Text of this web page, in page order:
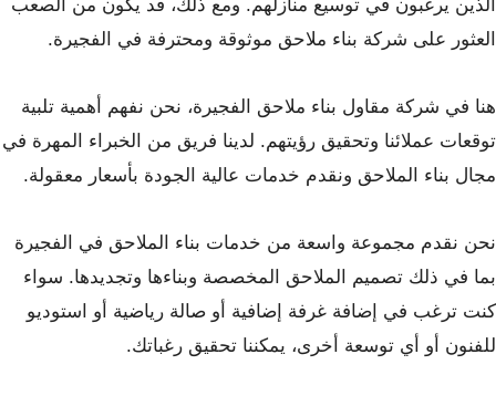
الذين يرغبون في توسيع منازلهم. ومع ذلك، قد يكون من الصعب
العثور على شركة بناء ملاحق موثوقة ومحترفة في الفجيرة.
هنا في شركة مقاول بناء ملاحق الفجيرة، نحن نفهم أهمية تلبية
توقعات عملائنا وتحقيق رؤيتهم. لدينا فريق من الخبراء المهرة في
مجال بناء الملاحق ونقدم خدمات عالية الجودة بأسعار معقولة.
نحن نقدم مجموعة واسعة من خدمات بناء الملاحق في الفجيرة
بما في ذلك تصميم الملاحق المخصصة وبناءها وتجديدها. سواء
كنت ترغب في إضافة غرفة إضافية أو صالة رياضية أو استوديو
للفنون أو أي توسعة أخرى، يمكننا تحقيق رغباتك.